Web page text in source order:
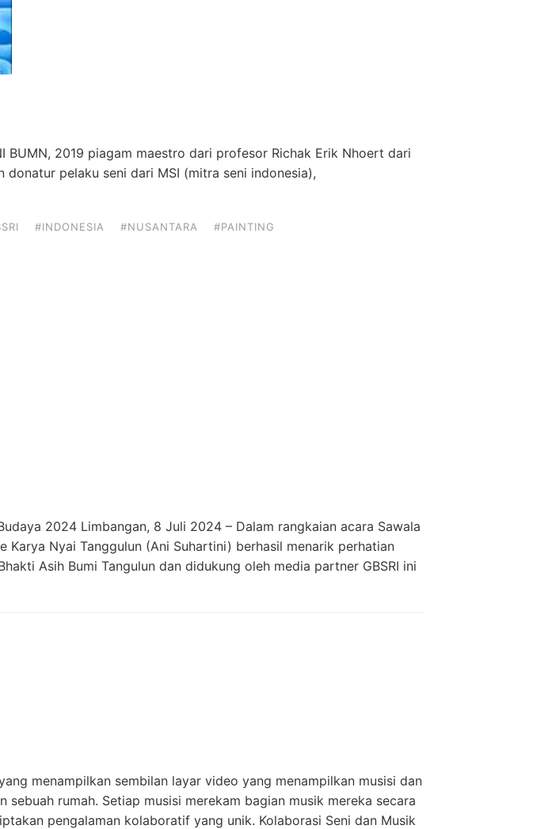
BUMN, 2019 piagam maestro dari profesor Richak Erik Nhoert dari
pelaku seni dari MSI (mitra seni indonesia),
#INDONESIA #NUSANTARA
#PAINTING
2024 Limbangan, 8 Juli 2024 – Dalam rangkaian acara Sawala
Nyai Tanggulun (Ani Suhartini) berhasil menarik perhatian
Asih Bumi Tangulun dan didukung oleh media partner GBSRI ini
menampilkan sembilan layar video yang menampilkan musisi dan
rumah. Setiap musisi merekam bagian musik mereka secara
pengalaman kolaboratif yang unik. Kolaborasi Seni dan Musik